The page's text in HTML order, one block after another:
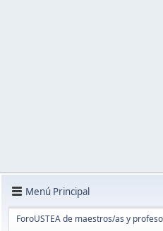
Menú Principal
ForoUSTEA de maestros/as y